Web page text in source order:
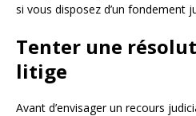
si vous disposez d’un fondement
Tenter une
litige
Avant d’envisager un recours